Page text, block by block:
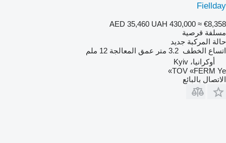
Fiellday
AED 35,460 UAH 430,000 ≈ €8,358
مسلفة قرصية
حالة المركبة جديد
اتساع الخطف 3.2 متر عمق المعالجة 12 ملم
أوكرانيا، Kyiv
TOV «FERM Ye»
الاتصال بالبائع